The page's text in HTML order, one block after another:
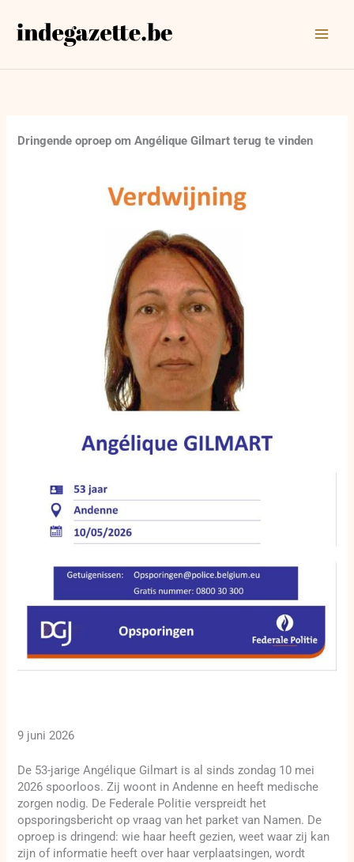
naar
Dringende oproep om Angélique Gilmart terug te vinden
9 juni 2026
De 53-jarige Angélique Gilmart is al sinds zondag 10 mei
2026 spoorloos. Zij woont in Andenne en heeft medische
zorgen nodig. De Federale Politie verspreidt het
opsporingsbericht op vraag van het parket van Namen. De
oproep is dringend: wie haar heeft gezien, weet waar zij kan
zijn of informatie heeft over haar verplaatsingen, wordt